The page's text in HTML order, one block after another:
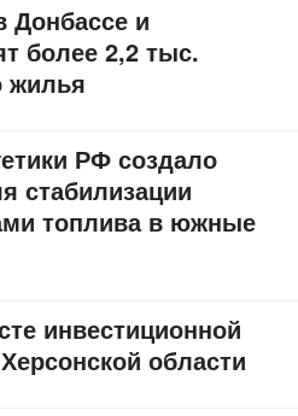
Донбассе и
более 2,2 тыс.
жилья
РФ создало
стабилизации
топлива в южные
инвестиционной
области